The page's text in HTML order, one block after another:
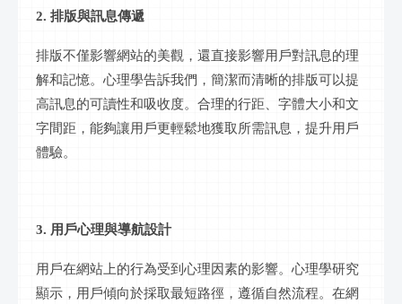
2. 排版與訊息傳遞
排版不僅影響網站的美觀，還直接影響用戶對訊息的理
解和記憶。心理學告訴我們，簡潔而清晰的排版可以提
高訊息的可讀性和吸收度。合理的行距、字體大小和文
字間距，能夠讓用戶更輕鬆地獲取所需訊息，提升用戶
體驗。
3. 用戶心理與導航設計
用戶在網站上的行為受到心理因素的影響。心理學研究
顯示，用戶傾向於採取最短路徑，遵循自然流程。在網